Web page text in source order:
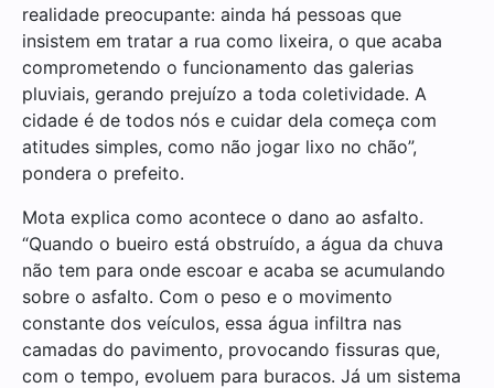
realidade preocupante: ainda há pessoas que
insistem em tratar a rua como lixeira, o que acaba
comprometendo o funcionamento das galerias
pluviais, gerando prejuízo a toda coletividade. A
cidade é de todos nós e cuidar dela começa com
atitudes simples, como não jogar lixo no chão”,
pondera o prefeito.
Mota explica como acontece o dano ao asfalto.
“Quando o bueiro está obstruído, a água da chuva
não tem para onde escoar e acaba se acumulando
sobre o asfalto. Com o peso e o movimento
constante dos veículos, essa água infiltra nas
camadas do pavimento, provocando fissuras que,
com o tempo, evoluem para buracos. Já um sistema